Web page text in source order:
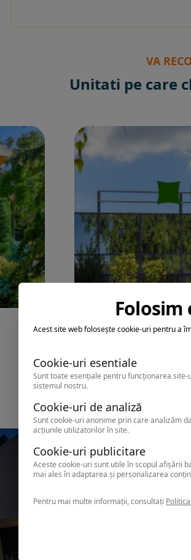
VA
Unitati pe care
HOTEL IBIS
Folosim
Acest site web folosește cookie-uri pentru a
Cookie-uri esentiale
Sunt toate esențiale pentru funcționarea
sistemul nostru.
Cookie-uri de analiză
Sunt cookie-uri anonime prin care analizăm
acțiunile utilizatorilor în site.
Cookie-uri publicitare
Aceste cookie-uri sunt utile în scopul afișării
mai ales în adaptarea și personalizarea
Pentru mai multe informații, consultați